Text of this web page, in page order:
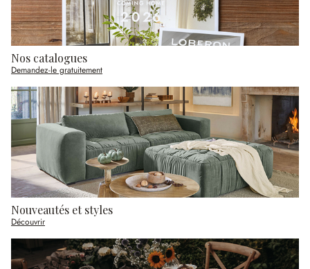
Nos catalogues
Demandez-le gratuitement
Nouveautés et styles
Découvrir